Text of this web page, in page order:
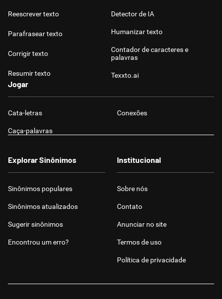
Dicionário
Sinônimos
Reescrever texto
Parafrasear texto
Corrigir texto
Resumir texto
Detector de IA
Humanizar texto
Contador de caracteres e
palavras
Texxto.ai
Jogar
Cata-letras Conexões
Caça-palavras
Explorar Sinônimos
Sinônimos populares
Sinônimos atualizados
Sugerir sinônimos
Encontrou um erro?
Institucional
Sobre nós
Contato
Anunciar no site
Termos de uso
Política de privacidade